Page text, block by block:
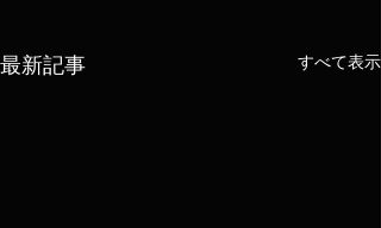
最新記事 すべて表示